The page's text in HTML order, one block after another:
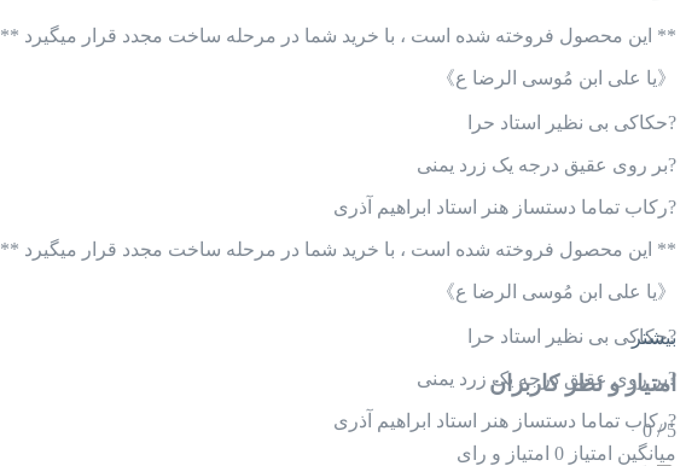
** این محصول فروخته شده است ، با خرید شما در مرحله ساخت مجدد قرار میگیرد **
《یا علی ابن مُوسی الرضا ع》
?️حکاکی بی نظیر استاد حرا
?️بر روی عقیق درجه یک زرد یمنی
?️رکاب تماما دستساز هنر استاد ابراهیم آذری
** این محصول فروخته شده است ، با خرید شما در مرحله ساخت مجدد قرار میگیرد **
《یا علی ابن مُوسی الرضا ع》
?️حکاکی بی نظیر استاد حرا
?️بر روی عقیق درجه یک زرد یمنی
?️رکاب تماما دستساز هنر استاد ابراهیم آذری
بیشتر
امتیاز و نظر کاربران
5
/
0
میانگین امتیاز 0 امتیاز و رای